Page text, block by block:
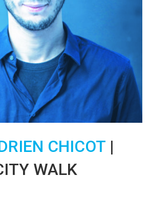
CHICOT |
WALK